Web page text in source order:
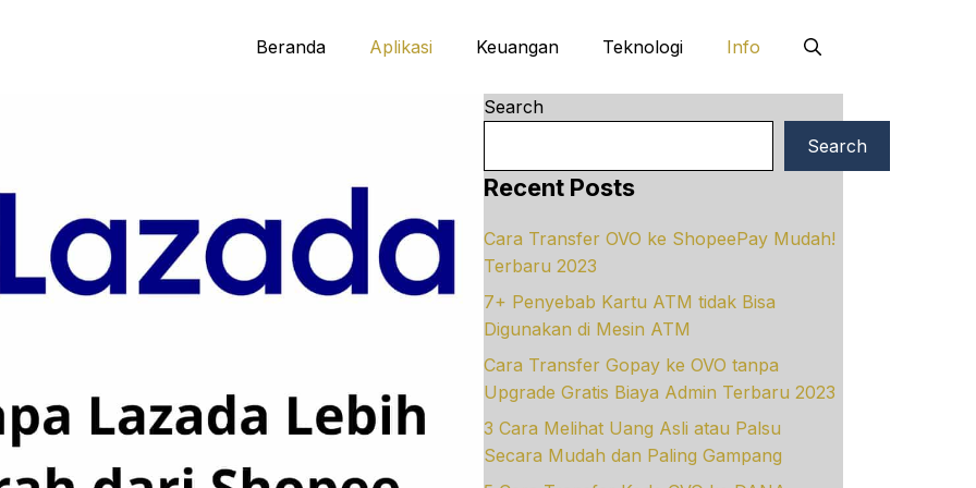
Beranda Aplikasi Keuangan Teknologi Info
Search
Search
Recent Posts
Cara Transfer OVO ke ShopeePay Mudah!
Terbaru 2023
7+ Penyebab Kartu ATM tidak Bisa
Digunakan di Mesin ATM
Cara Transfer Gopay ke OVO tanpa
Upgrade Gratis Biaya Admin Terbaru 2023
3 Cara Melihat Uang Asli atau Palsu
Secara Mudah dan Paling Gampang